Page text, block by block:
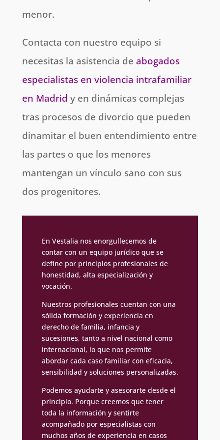
menor.
Contacta con nuestro equipo si
necesitas la asistencia de abogados
especialistas en violencia intrafamiliar
en Madrid y en dinámicas complejas
tras procesos de divorcio que pueden
dinamitar el buen entendimiento entre
las partes o que los menores
mantengan un vínculo sano con sus
dos progenitores.
En Vestalia nos enorgullecemos de
contar con un equipo jurídico que se
define por principios profesionales de
honestidad, alta especialización y
vocación.
Nuestros profesionales cuentan con una
sólida formación y experiencia en
derecho de familia, infancia y
sucesiones, tanto a nivel nacional como
internacional, lo que nos permite
abordar cada caso familiar con eficacia,
sensibilidad y soluciones personalizadas.
Podemos ayudarte y asesorarte desde el
principio. Porque creemos que tener
toda la información y sentirte
acompañado por especialistas con
muchos años de experiencia en casos